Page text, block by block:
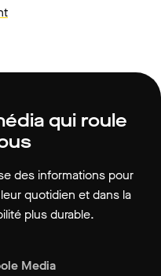
qui roule
des informations pour
quotidien et dans la
plus durable.
Media